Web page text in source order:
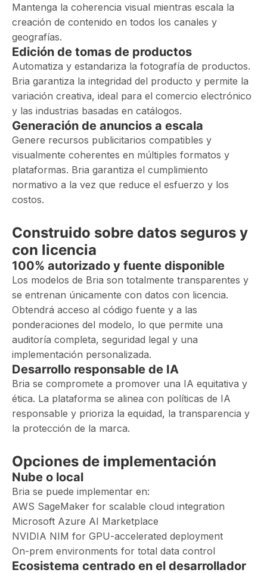
Mantenga la coherencia visual mientras escala la
creación de contenido en todos los canales y
geografías.
Edición de tomas de productos
Automatiza y estandariza la fotografía de productos.
Bria garantiza la integridad del producto y permite la
variación creativa, ideal para el comercio electrónico
y las industrias basadas en catálogos.
Generación de anuncios a escala
Genere recursos publicitarios compatibles y
visualmente coherentes en múltiples formatos y
plataformas. Bria garantiza el cumplimiento
normativo a la vez que reduce el esfuerzo y los
costos.
Construido sobre datos seguros y
con licencia
100% autorizado y fuente disponible
Los modelos de Bria son totalmente transparentes y
se entrenan únicamente con datos con licencia.
Obtendrá acceso al código fuente y a las
ponderaciones del modelo, lo que permite una
auditoría completa, seguridad legal y una
implementación personalizada.
Desarrollo responsable de IA
Bria se compromete a promover una IA equitativa y
ética. La plataforma se alinea con políticas de IA
responsable y prioriza la equidad, la transparencia y
la protección de la marca.
Opciones de implementación
Nube o local
Bria se puede implementar en:
AWS SageMaker for scalable cloud integration
Microsoft Azure AI Marketplace
NVIDIA NIM for GPU-accelerated deployment
On-prem environments for total data control
Ecosistema centrado en el desarrollador